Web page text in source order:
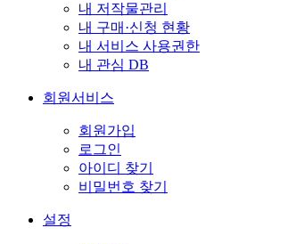
내 저작물관리
내 구매·신청 현황
내 서비스 사용권한
내 관심 DB
회원서비스
회원가입
로그인
아이디 찾기
비밀번호 찾기
설정